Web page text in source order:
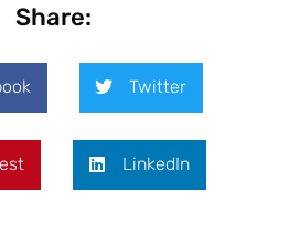
Share:
Twitter
LinkedIn